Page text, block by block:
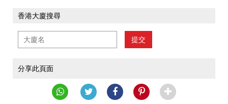
香港大廈搜尋
提交
分享此頁面